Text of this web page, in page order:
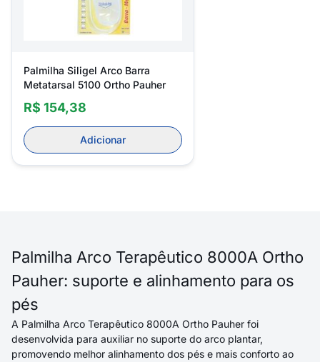
Palmilha Siligel Arco Barra
Metatarsal 5100 Ortho Pauher
R$ 154,38
Adicionar
Palmilha Arco Terapêutico 8000A Ortho
Pauher: suporte e alinhamento para os
pés
A Palmilha Arco Terapêutico 8000A Ortho Pauher foi
desenvolvida para auxiliar no suporte do arco plantar,
promovendo melhor alinhamento dos pés e mais conforto ao